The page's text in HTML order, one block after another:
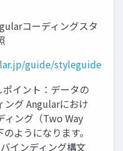
コーディングスタ
guide/styleguide
イント：データの
ング Angularにおけ
ィング（Two Way
ようになります。
インディング構文